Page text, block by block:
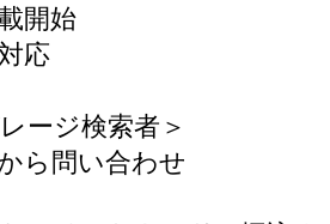
開始
応
ージ検索者＞
ら問い合わせ